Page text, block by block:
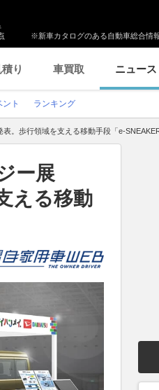
※新車カタログのある自動車総合情
り 車買取 ニュース
ント ランキング
。歩行領域を支える移動手段「e-
ー展
える移動